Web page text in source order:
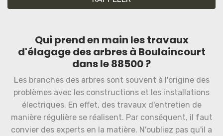
Qui prend en main les travaux
d'élagage des arbres à Boulaincourt
dans le 88500 ?
Les branches des arbres sont souvent à l'origine des
problèmes avec les constructions et les installations
électriques. En effet, des travaux d'entretien de
manière régulière se réalisent. Par conséquent, il faut
convier des experts en la matière. N'oubliez pas qu'il a